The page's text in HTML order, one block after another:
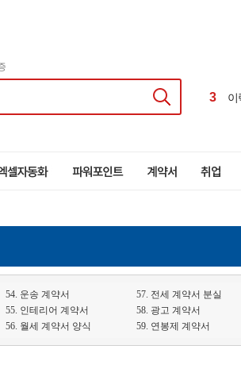
3 이
1
54. 운송 계약서 57. 전세 계약서 분실
55. 인테리어 계약서 58. 광고 계약서
56. 월세 계약서 양식 59. 연봉제 계약서